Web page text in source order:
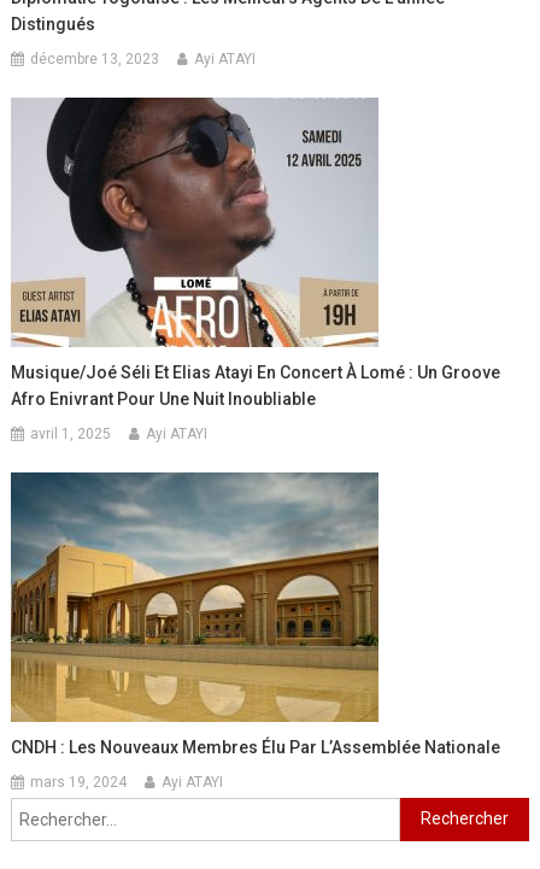
Distingués
décembre 13, 2023 Ayi ATAYI
Musique/Joé Séli Et Elias Atayi En Concert À Lomé : Un Groove
Afro Enivrant Pour Une Nuit Inoubliable
avril 1, 2025 Ayi ATAYI
CNDH : Les Nouveaux Membres Élu Par L’Assemblée Nationale
mars 19, 2024 Ayi ATAYI
Rechercher :